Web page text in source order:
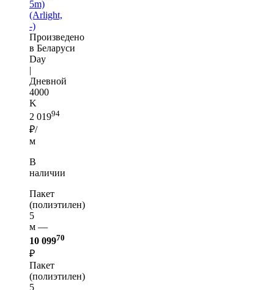
5m)
(Arlight,
-)
Произведено
в Беларуси
Day
|
Дневной
4000
K
2 01994
₽/
м
В
наличии
Пакет
(полиэтилен)
5
м —
10 09970
₽
Пакет
(полиэтилен)
5